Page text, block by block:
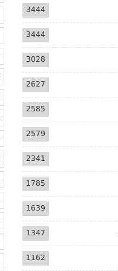
3444
3444
3028
2627
2585
2579
2341
1785
1639
1347
1162